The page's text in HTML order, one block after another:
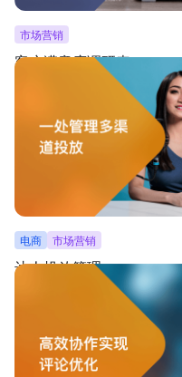
市场营销
客户满意度调研表
客户提交满意度调研表，自动汇总
电商 市场营销
达人投放管理
按投放渠道、形式、档期、对接人
投放管理，帮助高效对比及监管数